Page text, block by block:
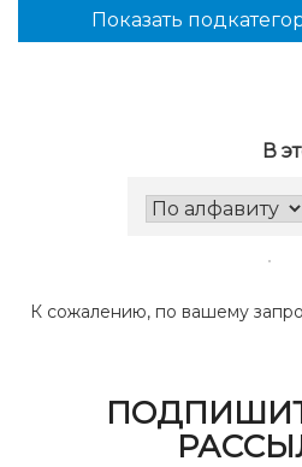
В
К сожалению, по вашему
Показать